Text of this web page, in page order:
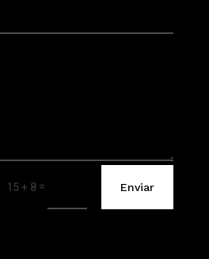
15 + 8 = Enviar